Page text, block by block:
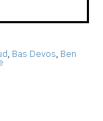
, Bas Devos, Ben